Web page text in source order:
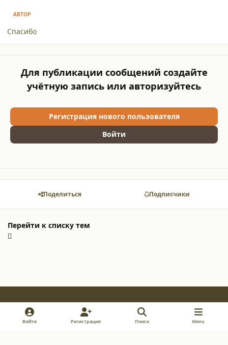
АВТОР
Спасибо
Для публикации сообщений создайте
учётную запись или авторизуйтесь
Регистрация нового пользователя
Войти
Поделиться Подписчики
Перейти к списку тем
Light ModeDark ModeSystem Preference
y
Войти Регистрация Поиск Menu